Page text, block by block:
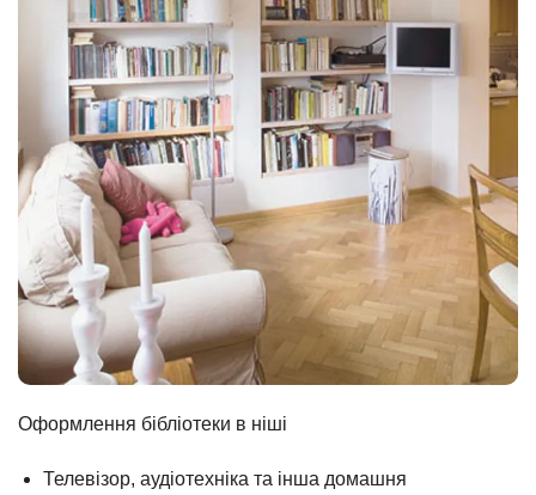
Оформлення бібліотеки в ніші
Телевізор, аудіотехніка та інша домашня